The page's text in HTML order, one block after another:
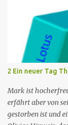
ehemaligen
Ruhestand in der
Tante Mary, die
einem Hotel
der Hotelterrassen
die beiden
Green, einer der
de...
2 Ein neuer Tag
Mark ist
erfährt aber von
gestorben ist und